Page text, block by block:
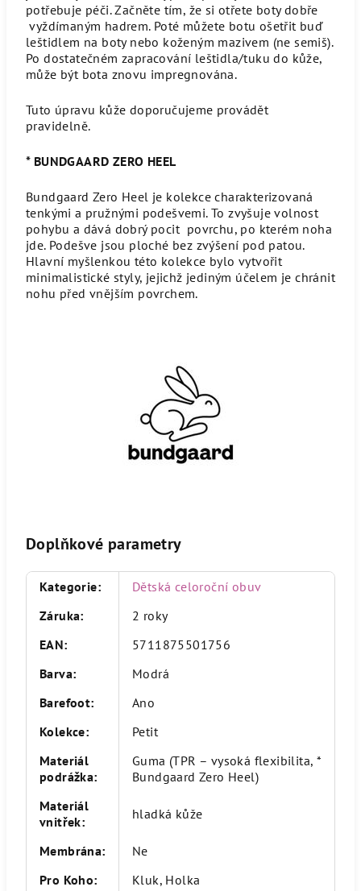
potřebuje péči. Začněte tím, že si otřete boty dobře
vyždímaným hadrem. Poté můžete botu ošetřit buď
leštidlem na boty nebo koženým mazivem (ne semiš).
Po dostatečném zapracování leštidla/tuku do kůže,
může být bota znovu impregnována.
Tuto úpravu kůže doporučujeme provádět
pravidelně.
* BUNDGAARD ZERO HEEL
Bundgaard Zero Heel je kolekce charakterizovaná
tenkými a pružnými podešvemi. To zvyšuje volnost
pohybu a dává dobrý pocit povrchu, po kterém noha
jde. Podešve jsou ploché bez zvýšení pod patou.
Hlavní myšlenkou této kolekce bylo vytvořit
minimalistické styly, jejichž jediným účelem je chránit
nohu před vnějším povrchem.
Doplňkové parametry
Kategorie:
Dětská celoroční obuv
Záruka:
2 roky
EAN:
5711875501756
Barva:
Modrá
Barefoot:
Ano
Kolekce:
Petit
Materiál
podrážka:
Guma (TPR – vysoká flexibilita, *
Bundgaard Zero Heel)
Materiál
vnitřek: hladká kůže
Membrána:
Ne
Pro Koho:
Kluk, Holka